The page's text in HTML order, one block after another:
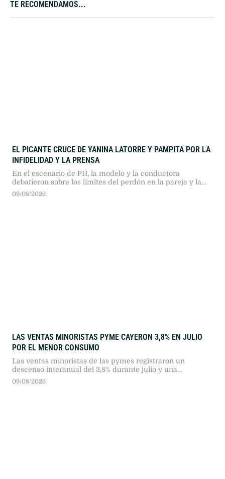
TE RECOMENDAMOS...
EL PICANTE CRUCE DE YANINA LATORRE Y PAMPITA POR LA
INFIDELIDAD Y LA PRENSA
En el escenario de PH, la modelo y la conductora
debatieron sobre los límites del perdón en la pareja y la
presión que ejercen los medios en la vida privada.
09/08/2026
LAS VENTAS MINORISTAS PYME CAYERON 3,8% EN JULIO
POR EL MENOR CONSUMO
Las ventas minoristas de las pymes registraron un
descenso interanual del 3,8% durante julio y una
contracción del 2,1% en la comparación con el mes
anterior. Con este resultado, la actividad comercial
09/08/2026